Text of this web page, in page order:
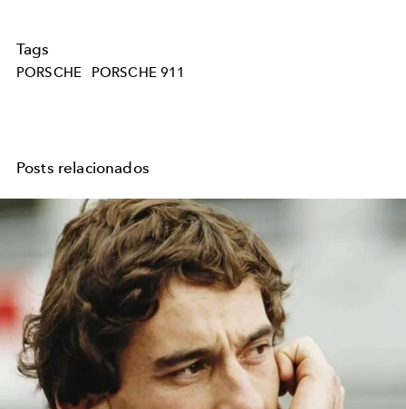
Tags
PORSCHE PORSCHE 911
Posts relacionados